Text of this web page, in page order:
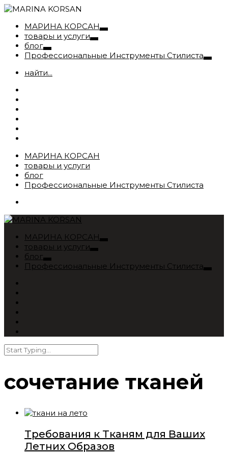
МАРИНА КОРСАН
товары и услуги
блог
Профессиональные Инструменты Стилиста
найти...
МАРИНА КОРСАН
товары и услуги
блог
Профессиональные Инструменты Стилиста
МАРИНА КОРСАН
товары и услуги
блог
Профессиональные Инструменты Стилиста
сочетание тканей
Требования к Тканям для Ваших
Летних Образов